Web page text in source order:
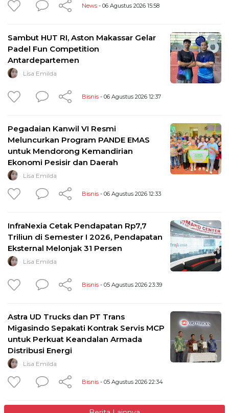
News - 06 Agustus 2026 15:58
Sambut HUT RI, Aston Makassar Gelar
Padel Fun Competition
Antardepartemen
Lisa Emilda
Bisnis - 06 Agustus 2026 12:37
Pegadaian Kanwil VI Resmi
Meluncurkan Program PANDE EMAS
untuk Mendorong Kemandirian
Ekonomi Pesisir dan Daerah
Lisa Emilda
Bisnis - 06 Agustus 2026 12:33
InfraNexia Cetak Pendapatan Rp7,7
Triliun di Semester I 2026, Pendapatan
Eksternal Melonjak 31 Persen
Lisa Emilda
Bisnis - 05 Agustus 2026 23:39
Astra UD Trucks dan PT Trans
Migasindo Sepakati Kontrak Servis MCP
untuk Perkuat Keandalan Armada
Distribusi Energi
Lisa Emilda
Bisnis - 05 Agustus 2026 22:34